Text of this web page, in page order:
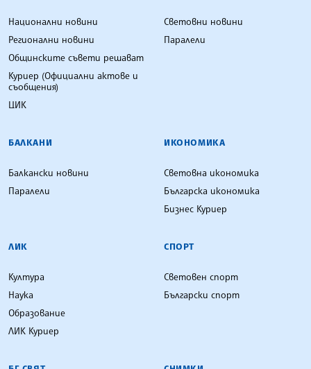
Национални новини
Регионални новини
Общинските съвети решават
Куриер (Официални актове и
съобщения)
ЦИК
Световни новини
Паралели
БАЛКАНИ
Балкански новини
Паралели
ИКОНОМИКА
Световна икономика
Българска икономика
Бизнес Куриер
ЛИК
Култура
Наука
Образование
ЛИК Куриер
СПОРТ
Световен спорт
Български спорт